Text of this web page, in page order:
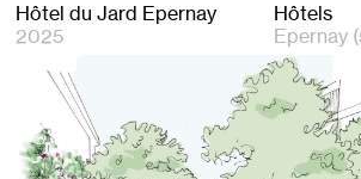
Hôtel du Jard Epernay
2025
Hôtels
Epernay